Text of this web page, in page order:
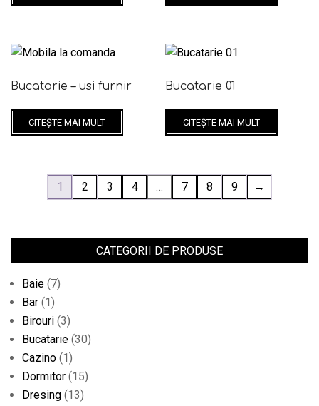
Bucatarie – usi furnir
CITEȘTE MAI MULT
Bucatarie 01
CITEȘTE MAI MULT
1 2 3 4 … 7 8 9 →
CATEGORII DE PRODUSE
Baie (7)
Bar (1)
Birouri (3)
Bucatarie (30)
Cazino (1)
Dormitor (15)
Dresing (13)